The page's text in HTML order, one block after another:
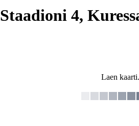
Staadioni 4,
Laen